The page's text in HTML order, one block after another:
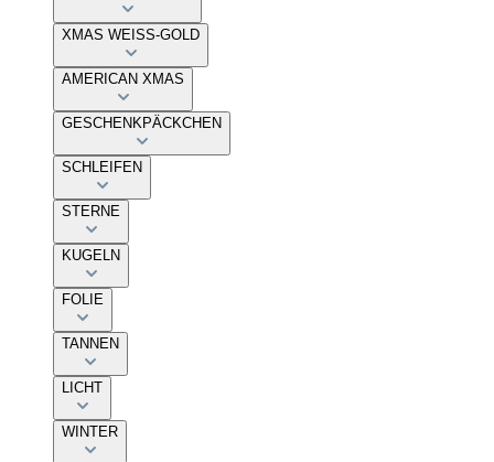
XMAS WEISS-GOLD
AMERICAN XMAS
GESCHENKPÄCKCHEN
SCHLEIFEN
STERNE
KUGELN
FOLIE
TANNEN
LICHT
WINTER